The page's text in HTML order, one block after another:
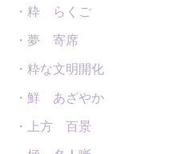
・粋 らくご
・夢 寄席
・粋な文明開化
・鮮 あざやか
・上方 百景